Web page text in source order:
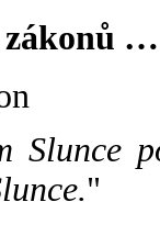
zákonů …
Slunce
"